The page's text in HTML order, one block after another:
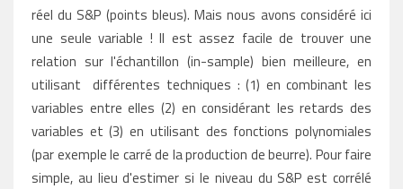
réel du S&P (points bleus). Mais nous avons considéré ici
une seule variable ! Il est assez facile de trouver une
relation sur l'échantillon (in-sample) bien meilleure, en
utilisant différentes techniques : (1) en combinant les
variables entre elles (2) en considérant les retards des
variables et (3) en utilisant des fonctions polynomiales
(par exemple le carré de la production de beurre). Pour faire
simple, au lieu d'estimer si le niveau du S&P est corrélé